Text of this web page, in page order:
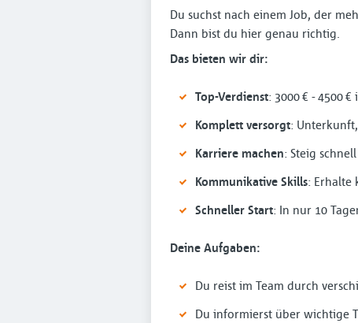
Du suchst nach einem Job, der
Dann bist du hier genau richtig.
Das bieten wir dir:
Top-Verdienst: 3000 € - 4500
Komplett versorgt:
Karriere machen: Steig
Kommunikative Skills: Erhalte
Schneller Start: In nur 10
Deine Aufgaben:
Du reist im Team durch
Du informierst über wichtige